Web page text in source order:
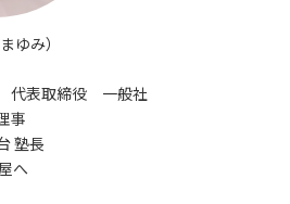
ゆみ）
代表取締役 一般社
事
塾長
へ